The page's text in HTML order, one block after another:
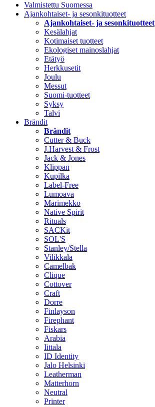
Valmistettu Suomessa
Ajankohtaiset- ja sesonkituotteet
Ajankohtaiset- ja sesonkituotteet
Kesälahjat
Kotimaiset tuotteet
Ekologiset mainoslahjat
Etätyö
Herkkusetit
Joulu
Messut
Suomi-tuotteet
Syksy
Talvi
Brändit
Brändit
Cutter & Buck
J.Harvest & Frost
Jack & Jones
Klippan
Kupilka
Label-Free
Lumoava
Marimekko
Native Spirit
Rituals
SACKit
SOL'S
Stanley/Stella
Vilikkala
Camelbak
Clique
Cottover
Craft
Dorre
Finlayson
Firephant
Fiskars
Arabia
Iittala
ID Identity
Jalo Helsinki
Leatherman
Matterhorn
Neutral
Printer